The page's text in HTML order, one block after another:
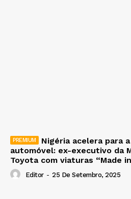
Nigéria acelera para
automóvel: ex-executivo da
Toyota com viaturas “Made
Editor - 25 De Setembro, 2025